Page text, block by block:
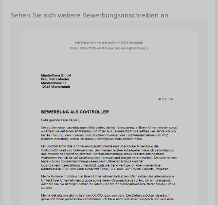
Sehen Sie sich weitere Bewerbungsanschreiben an